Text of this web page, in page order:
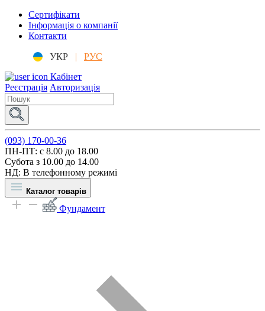
Сертифікати
Інформація о компанії
Контакти
УКР |
РУС
Кабінет
Реєстрація Авторизація
(093) 170-00-36
ПН-ПТ: c 8.00 до 18.00
Субота з 10.00 до 14.00
НД: В телефонному режимі
Каталог товарів
Фундамент